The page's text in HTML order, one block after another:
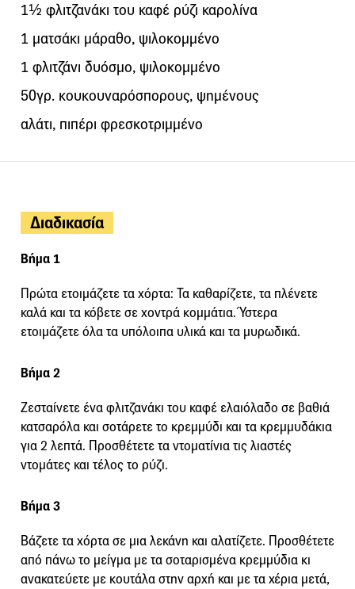
1½ φλιτζανάκι του καφέ ρύζι καρολίνα
1 µατσάκι µάραθο, ψιλοκοµµένο
1 φλιτζάνι δυόσµο, ψιλοκοµµένο
50γρ. κουκουναρόσπορους, ψηµένους
αλάτι, πιπέρι φρεσκοτριµµένο
Διαδικασία
Βήμα 1
Πρώτα ετοιµάζετε τα χόρτα: Τα καθαρίζετε, τα πλένετε
καλά και τα κόβετε σε χοντρά κοµµάτια. Ύστερα
ετοιµάζετε όλα τα υπόλοιπα υλικά και τα µυρωδικά.
Βήμα 2
Ζεσταίνετε ένα φλιτζανάκι του καφέ ελαιόλαδο σε βαθιά
κατσαρόλα και σοτάρετε το κρεµµύδι και τα κρεµµυδάκια
για 2 λεπτά. Προσθέτετε τα ντοµατίνια τις λιαστές
ντομάτες και τέλος το ρύζι.
Βήμα 3
Βάζετε τα χόρτα σε μια λεκάνη και αλατίζετε. Προσθέτετε
από πάνω το μείγμα με τα σοταρισμένα κρεμμύδια κι
ανακατεύετε με κουτάλα στην αρχή και με τα χέρια μετά,